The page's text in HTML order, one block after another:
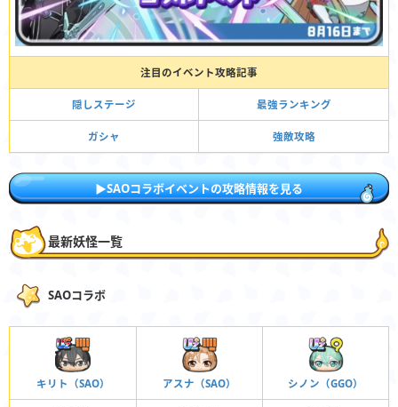
注目のイベント攻略記事
隠しステージ 最強ランキング
ガシャ 強敵攻略
▶︎SAOコラボイベントの攻略情報を見る
最新妖怪一覧
SAOコラボ
キリト（SAO） アスナ（SAO） シノン（GGO）